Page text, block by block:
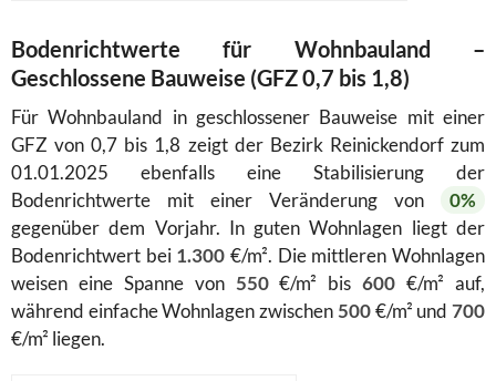
Bodenrichtwerte für Wohnbauland –
Geschlossene Bauweise (GFZ 0,7 bis 1,8)
Für Wohnbauland in geschlossener Bauweise mit einer
GFZ von 0,7 bis 1,8 zeigt der Bezirk Reinickendorf zum
01.01.2025 ebenfalls eine Stabilisierung der
Bodenrichtwerte mit einer Veränderung von
0%
gegenüber dem Vorjahr. In guten Wohnlagen liegt der
Bodenrichtwert bei 1.300 €/m². Die mittleren Wohnlagen
weisen eine Spanne von 550€/m² bis600 €/m² auf,
während einfache Wohnlagen zwischen500€/m² und700
€/m² liegen.